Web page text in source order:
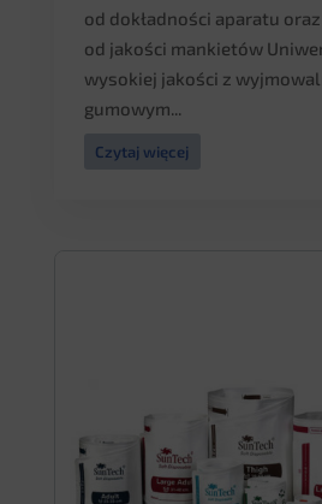
od dokładności aparatu oraz
od jakości mankietów
wysokiej jakości z
gumowym...
Czytaj więcej